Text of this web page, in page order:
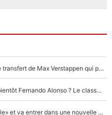
F1 - Une légende de McLaren refuse le transfert de Max Verstappen qui pourrait «faire des vagues» et plomber l'ambiance dans l'équipe
Max Verstappen, Lewis Hamilton… et bientôt Fernando Alonso ? Le classement des pilotes les mieux payés en Formule 1 risque de changer !
F1 - Alpine signe un accord «impensable» et va entrer dans une nouvelle dimension : Grande nouvelle pour Pierre Gasly !